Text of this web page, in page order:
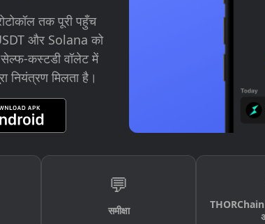
तक पूरी पहुँच
और Solana को
कस्टडी वॉलेट में
नियंत्रण मिलता है।
💬
समीक्षा